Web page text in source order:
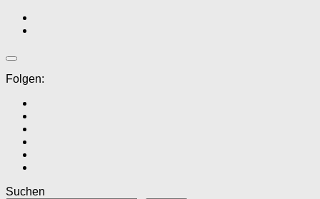
Folgen:
Suchen